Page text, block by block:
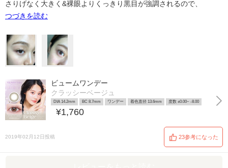
さりげなく大きく&裸眼よりくっきり黒目が強調されるので、
つづきを読む
ビュームワンデー
クラッシーベージュ
DIA 14.2mm BC 8.7mm ワンデー 着色直径 13.6mm 度数 ±0.00~ -8.00
¥1,760
2019年02月12日投稿 23参考になった